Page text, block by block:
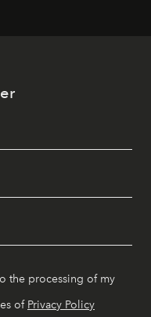
the processing of my
of Privacy Policy